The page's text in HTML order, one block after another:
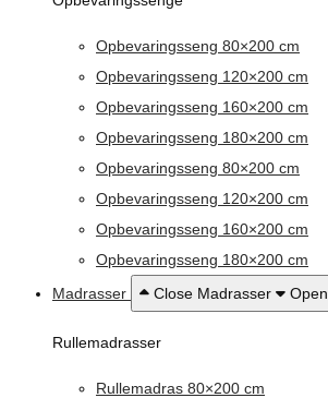
Opbevaringsseng 80×200 cm
Opbevaringsseng 120×200 cm
Opbevaringsseng 160×200 cm
Opbevaringsseng 180×200 cm
Opbevaringsseng 80×200 cm
Opbevaringsseng 120×200 cm
Opbevaringsseng 160×200 cm
Opbevaringsseng 180×200 cm
Madrasser
Close Madrasser
Rullemadrasser
Rullemadras 80×200 cm